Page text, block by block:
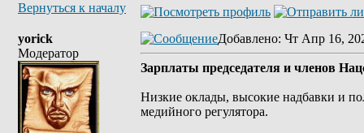
Вернуться к началу
yorick
Модератор
Добавлено: Чт Апр 16,
Зарплаты председателя и членов
Низкие оклады, высокие надбавки и
медийного регулятора.